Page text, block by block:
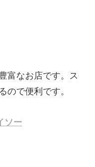
富なお店です。ス
ので便利です。
ソー